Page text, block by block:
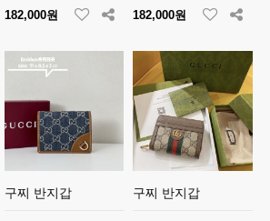
182,000원
182,000원
구찌 반지갑 구찌 반지갑